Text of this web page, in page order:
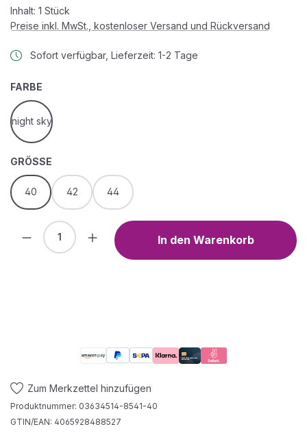
Inhalt: 1 Stück
Preise inkl. MwSt., kostenloser Versand und Rückversand
Sofort verfügbar, Lieferzeit: 1-2 Tage
FARBE
night sky
GRÖSSE
40 42 44
Produkt Anzahl: Gib den gewünschten
In den Warenkorb
Zum Merkzettel hinzufügen
Produktnummer: 03634514-8541-40
GTIN/EAN: 4065928488527